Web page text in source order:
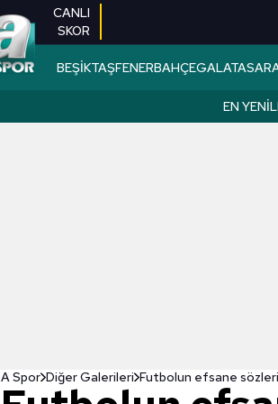
CANLI
SKOR
BEŞİKTAŞFENERBAHÇE
EN
A Spor Diğer Galerileri Futbolun efsane sözleri